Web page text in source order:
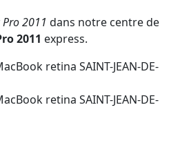
2011 dans notre centre de
2011 express.